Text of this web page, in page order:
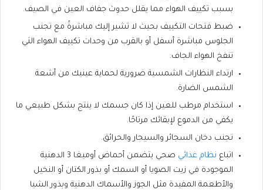
بسبب تكييف الهواء مما يقلل حدوث جفاف العين في الصيف.
ضبط فتحات التكييف بحيث لا تشير إليك مباشرةً مع تجنب
الجلوس مباشرة أسفل أو بالقرب من وحدات تكييف الهواء التي
تنفخ الهواء الجاف.
ارتداء النظارات الشمسية ضرورية لحماية عينيك من أشعة
الشمس الضارة.
استخدام مرطب للعين إذا كان جسمك لا ينتج بشكل طبيعي ما
يكفي من الدموع لإبقائك مرتاحًا.
تجنب دخان السجائر والسيجار والحرائق.
اتباع نظام غذائي
صحي يتضمن أحماض أوميغا 3 الدهنية
الموجودة في زيت الصويا أو السمك أو بذور الكتان أو النخيل
والأطعمة المفيدة مثل الجوز والأسماك الدهنية وبذور الشيا